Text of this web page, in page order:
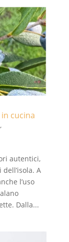
cucina
,
autentici,
A
l’uso
Dalla...